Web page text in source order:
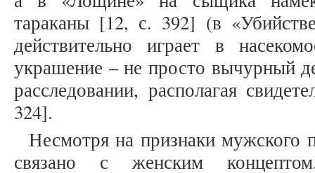
тараканы [12, с. 392] (в
действительно играет в
украшение – не просто вычурный
расследовании, располагая
324].
Несмотря на признаки мужского
связано с женским